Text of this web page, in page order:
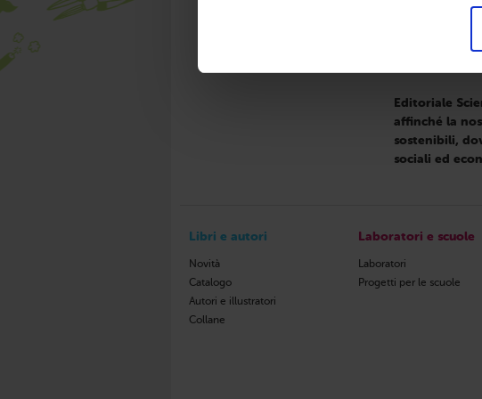
Alla
laboratori
Editoriale
affinché la
sostenibili,
sociali ed
Libri e autori
Novità
Catalogo
Autori e illustratori
Collane
Laboratori e scuole
Laboratori
Progetti per le scuole